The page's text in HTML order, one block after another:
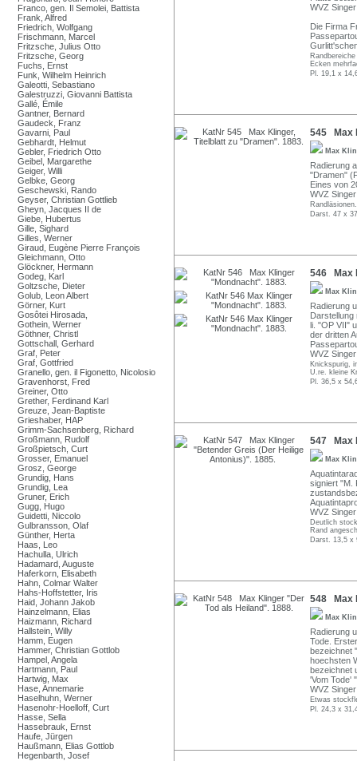
Franco, gen. Il Semolei, Battista
Frank, Alfred
Friedrich, Wolfgang
Frischmann, Marcel
Fritzsche, Julius Otto
Fritzsche, Georg
Fuchs, Ernst
Funk, Wilhelm Heinrich
Galeotti, Sebastiano
Galestruzzi, Giovanni Battista
Gallé, Émile
Gantner, Bernard
Gaudeck, Franz
Gavarni, Paul
Gebhardt, Helmut
Gebler, Friedrich Otto
Geibel, Margarethe
Geiger, Willi
Gelbke, Georg
Geschewski, Rando
Geyser, Christian Gottlieb
Gheyn, Jacques II de
Giebe, Hubertus
Gille, Sighard
Gilles, Werner
Giraud, Eugène Pierre François
Gleichmann, Otto
Glöckner, Hermann
Godeg, Karl
Goltzsche, Dieter
Golub, Leon Albert
Görner, Kurt
Gosôtei Hirosada,
Gothein, Werner
Göthner, Christl
Gottschall, Gerhard
Graf, Peter
Graf, Gottfried
Granello, gen. il Figonetto, Nicolosio
Gravenhorst, Fred
Greiner, Otto
Grether, Ferdinand Karl
Greuze, Jean-Baptiste
Grieshaber, HAP
Grimm-Sachsenberg, Richard
Großmann, Rudolf
Großpietsch, Curt
Grosser, Emanuel
Grosz, George
Grundig, Hans
Grundig, Lea
Gruner, Erich
Gugg, Hugo
Guidetti, Niccolo
Gulbransson, Olaf
Günther, Herta
Haas, Leo
Hachulla, Ulrich
Hadamard, Auguste
Haferkorn, Elisabeth
Hahn, Colmar Walter
Hahs-Hoffstetter, Iris
Haid, Johann Jakob
Hainzelmann, Elias
Haizmann, Richard
Hallstein, Willy
Hamm, Eugen
Hammer, Christian Gottlob
Hampel, Angela
Hartmann, Paul
Hartwig, Max
Hase, Annemarie
Haselhuhn, Werner
Hasenohr-Hoelloff, Curt
Hasse, Sella
Hassebrauk, Ernst
Haufe, Jürgen
Haußmann, Elias Gottlob
Hegenbarth, Josef
WVZ
Die Firma
Ecken
Pl. 19,1 x
545 Max
Max
Radierung
"Dramen"
Eines von
WVZ
Darst. 47 x
546 Max
Max
Radierung
Darstellung
li. "OP VII"
der dritten
WVZ
Knickspurig,
U.re. kleine
Pl. 36,5 x
547 Max
Max
signiert "M.
WVZ
Deutlich
Rand
Darst. 13,5 x
548 Max
Max
Radierung
Tode.
bezeichnet
hoechsten
bezeichnet
'Vom Tode'
WVZ
Etwas
Pl. 24,3 x